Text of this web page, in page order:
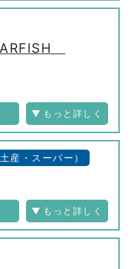
産・スーパー）